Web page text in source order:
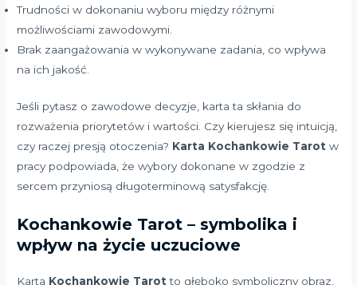
Trudności w dokonaniu wyboru między różnymi
możliwościami zawodowymi.
Brak zaangażowania w wykonywane zadania, co wpływa
na ich jakość.
Jeśli pytasz o zawodowe decyzje, karta ta skłania do
rozważenia priorytetów i wartości. Czy kierujesz się intuicją,
czy raczej presją otoczenia? Karta Kochankowie Tarot w
pracy podpowiada, że wybory dokonane w zgodzie z
sercem przyniosą długoterminową satysfakcję.
Kochankowie Tarot – symbolika i
wpływ na życie uczuciowe
Karta Kochankowie Tarotto głęboko symboliczny obraz,